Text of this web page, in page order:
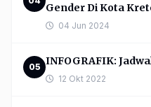
Gender Di Kota
04 Jun 2024
05 INFOGRAFIK:
12 Okt 2022